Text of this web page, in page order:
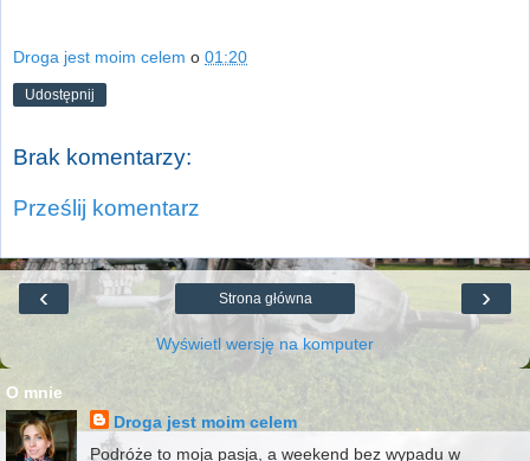
Droga jest moim celem o 01:20
Udostępnij
Brak komentarzy:
Prześlij komentarz
‹ ›
Strona główna
Wyświetl wersję na komputer
O mnie
Droga jest moim celem
Podróże to moja pasja, a weekend bez wypadu w